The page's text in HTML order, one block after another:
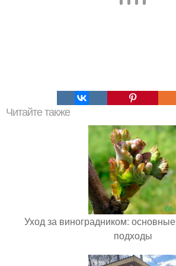
Читайте также
Уход за виноградником:
подходы